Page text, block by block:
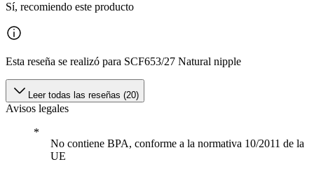
Sí, recomiendo este producto
Esta reseña se realizó para SCF653/27 Natural nipple
Leer todas las reseñas (20)
Avisos legales
No contiene BPA, conforme a la normativa 10/2011 de la
UE